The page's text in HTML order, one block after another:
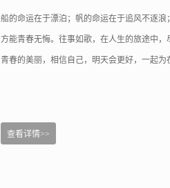
船的命运在于漂泊；帆的命运在于追风不逐浪
方能青春无悔。往事如歌，在人生的旅途中
青春的美丽，相信自己，明天会更好，一起为
查看详情>>